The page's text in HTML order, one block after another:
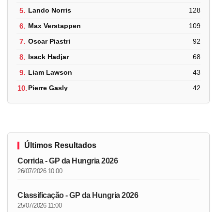
5. Lando Norris 128
6. Max Verstappen 109
7. Oscar Piastri 92
8. Isack Hadjar 68
9. Liam Lawson 43
10.Pierre Gasly 42
Últimos Resultados
Corrida - GP da Hungria 2026
26/07/2026 10:00
Classificação - GP da Hungria 2026
25/07/2026 11:00